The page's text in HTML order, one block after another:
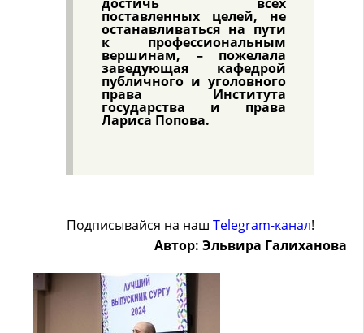
поставленных целей, не
останавливаться на пути
к профессиональным
вершинам, – пожелала
заведующая кафедрой
публичного и уголовного
права Института
государства и права
Лариса Попова.
Подписывайся на наш Telegram-канал!
Автор: Эльвира Галиханова